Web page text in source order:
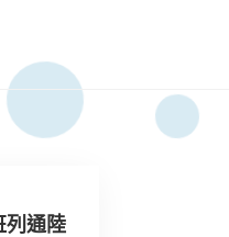
列通陸